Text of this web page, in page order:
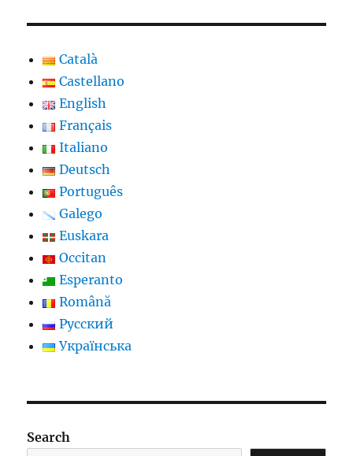
Català
Castellano
English
Français
Italiano
Deutsch
Português
Galego
Euskara
Occitan
Esperanto
Română
Русский
Українська
Search